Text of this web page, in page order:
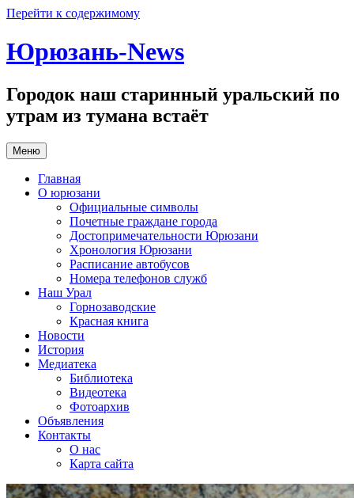
Перейти к содержимому
Юрюзань-News
Городок наш старинный уральский по
утрам из тумана встаёт
Меню
Главная
О юрюзани
Официальные символы
Почетные граждане города
Достопримечательности Юрюзани
Хронология Юрюзани
Расписание автобусов
Номера телефонов служб
Наш Урал
Горнозаводские
Красная книга
Новости
История
Медиатека
Библиотека
Видеотека
Фотоархив
Объявления
Контакты
О нас
Карта сайта